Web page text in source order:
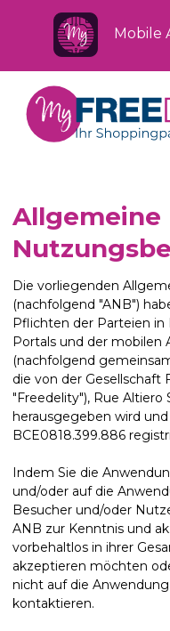
Mobile
Allgemeine
Die vorliegenden
(nachfolgend "ANB")
Pflichten der Parteien
Portals und der mobilen
(nachfolgend
die von der Gesellschaft
"Freedelity"), Rue Altiero
herausgegeben wird
BCE0818.399.886
Indem Sie die
und/oder auf die
Besucher und/oder
ANB zur Kenntnis und
vorbehaltlos in ihrer
akzeptieren möchten
nicht auf die
kontaktieren.